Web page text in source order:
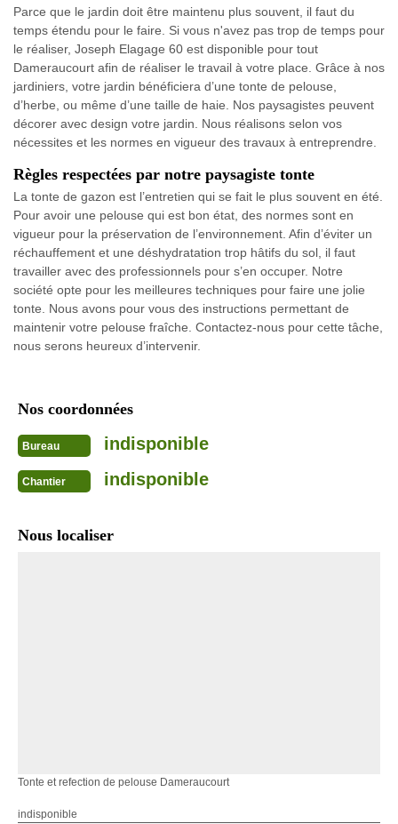
Parce que le jardin doit être maintenu plus souvent, il faut du
temps étendu pour le faire. Si vous n'avez pas trop de temps pour
le réaliser, Joseph Elagage 60 est disponible pour tout
Dameraucourt afin de réaliser le travail à votre place. Grâce à nos
jardiniers, votre jardin bénéficiera d’une tonte de pelouse,
d’herbe, ou même d’une taille de haie. Nos paysagistes peuvent
décorer avec design votre jardin. Nous réalisons selon vos
nécessites et les normes en vigueur des travaux à entreprendre.
Règles respectées par notre paysagiste tonte
La tonte de gazon est l’entretien qui se fait le plus souvent en été.
Pour avoir une pelouse qui est bon état, des normes sont en
vigueur pour la préservation de l’environnement. Afin d’éviter un
réchauffement et une déshydratation trop hâtifs du sol, il faut
travailler avec des professionnels pour s’en occuper. Notre
société opte pour les meilleures techniques pour faire une jolie
tonte. Nous avons pour vous des instructions permettant de
maintenir votre pelouse fraîche. Contactez-nous pour cette tâche,
nous serons heureux d’intervenir.
Nos coordonnées
Bureau indisponible
Chantier indisponible
Nous localiser
Tonte et refection de pelouse Dameraucourt
indisponible